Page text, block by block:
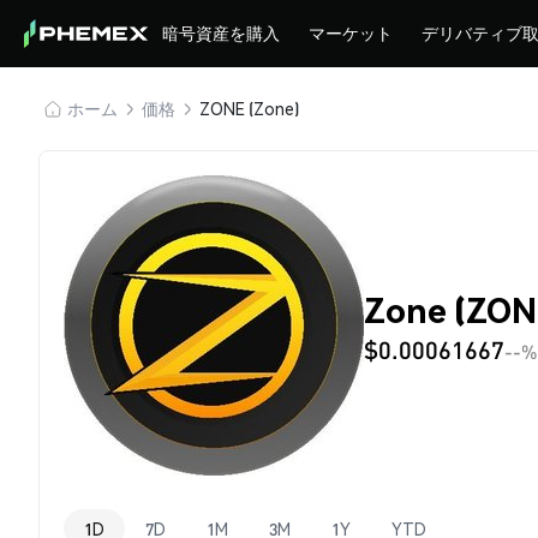
暗号資産を購入 マーケット デリバティブ
ホーム 価格 ZONE (Zone)
Zone
$0.00061667--%
1D 7D 1M 3M 1Y YTD